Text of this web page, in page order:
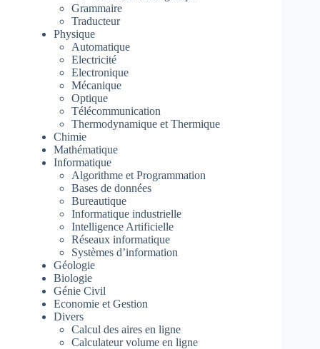
Grammaire
Traducteur
Physique
Automatique
Electricité
Electronique
Mécanique
Optique
Télécommunication
Thermodynamique et Thermique
Chimie
Mathématique
Informatique
Algorithme et Programmation
Bases de données
Bureautique
Informatique industrielle
Intelligence Artificielle
Réseaux informatique
Systèmes d’information
Géologie
Biologie
Génie Civil
Economie et Gestion
Divers
Calcul des aires en ligne
Calculateur volume en ligne